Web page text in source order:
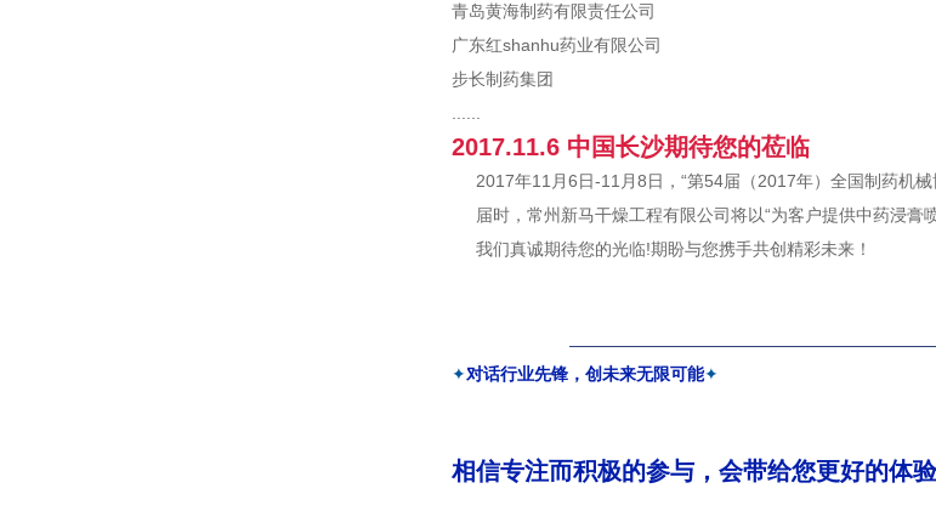
青岛黄海制药有限责任公司
广东红shanhu药业有限公司
步长制药集团
2017.11.6 中国长沙期待您的莅临
2017年11月6日-11月8日，“第54届（2017年）全国制药机械
届时，常州新马干燥工程有限公司将以“为客户提供中药浸膏
我们真诚期待您的光临!期盼与您携手共创精彩未来！
✦对话行业先锋，创未来无限可能✦
相信专注而积极的参与 ，会带给您更好的体验